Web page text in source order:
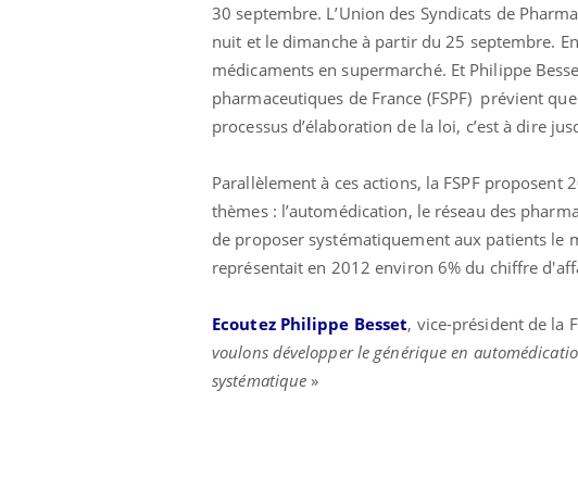
30 septembre. L’Union des Syndicats de
nuit et le dimanche à partir du 25 septembre.
médicaments en supermarché. Et Philippe
pharmaceutiques de France (FSPF) prévient
processus d’élaboration de la loi, c’est à dire
Parallèlement à ces actions, la FSPF
thèmes : l’automédication, le réseau des
de proposer systématiquement aux patients le
représentait en 2012 environ 6% du chiffre
Ecoutez Philippe Besset, vice-président de la
voulons développer le générique en
systématique »
Chikungunya, dengue,
West Nile : que se passe-
Les médicaments GLP-1
protègent-ils aussi les os
?
change dans la prise en
charge des femmes
enceintes